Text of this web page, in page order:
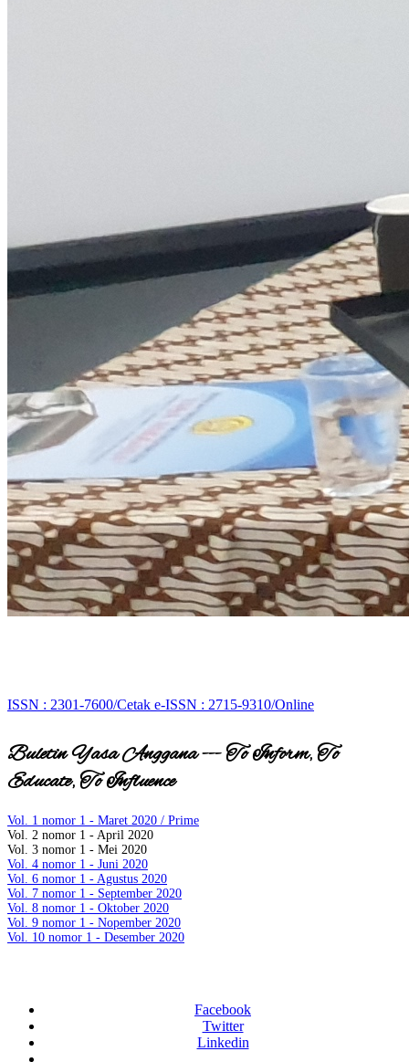
ISSN : 2301-7600/Cetak e-ISSN : 2715-9310/Online
Buletin Yasa Anggana --- To Inform, To
Educate, To Influence
Vol. 1 nomor 1 - Maret 2020 / Prime
Vol. 2 nomor 1 - April 2020
Vol. 3 nomor 1 - Mei 2020
Vol. 4 nomor 1 - Juni 2020
Vol. 6 nomor 1 - Agustus 2020
Vol. 7 nomor 1 - September 2020
Vol. 8 nomor 1 - Oktober 2020
Vol. 9 nomor 1 - Nopember 2020
Vol. 10 nomor 1 - Desember 2020
Facebook
Twitter
Linkedin